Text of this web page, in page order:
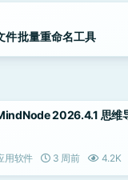
批量重命名工具
2026.4.1 思维
用软件 3 周前 4.2K